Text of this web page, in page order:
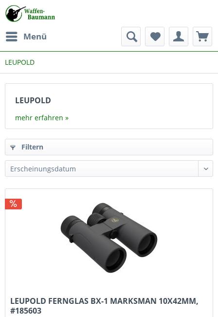
Menü
LEUPOLD
LEUPOLD
mehr erfahren »
Filtern
LEUPOLD FERNGLAS BX-1 MARKSMAN 10X42MM,
#185603